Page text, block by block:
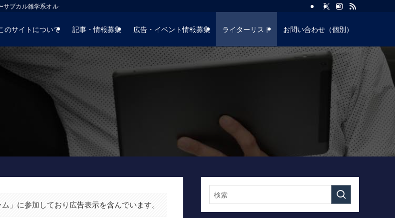
ブカル雑学系オルタナティブサイト
のサイトについて 記事・情報募集 広告・イベント情報募集 ライターリスト お問い合わせ（個別）
」に参加しており広告表示を含んでいます。